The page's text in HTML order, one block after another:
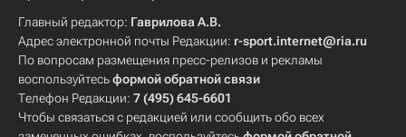
Главный редактор: Гаврилова А.В.
Адрес электронной почты Редакции: r-sport.internet@ria.ru
По вопросам размещения пресс-релизов и рекламы
воспользуйтесьформой обратной связи
Телефон Редакции: 7 (495) 645-6601
Чтобы связаться с редакцией или сообщить обо всех